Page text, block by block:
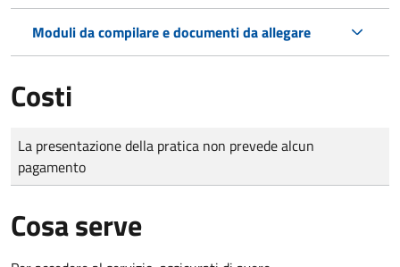
Moduli da compilare e documenti da allegare
Costi
Tipo di pagamento
Importo
La presentazione della pratica non prevede alcun
pagamento
Cosa serve